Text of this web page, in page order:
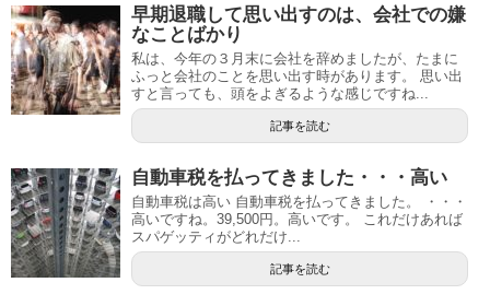
早期退職して思い出すのは、会社での嫌
なことばかり
私は、今年の３月末に会社を辞めましたが、たまに
ふっと会社のことを思い出す時があります。 思い出
すと言っても、頭をよぎるような感じですね...
記事を読む
自動車税を払ってきました・・・高い
自動車税は高い 自動車税を払ってきました。 ・・・
高いですね。39,500円。高いです。 これだけあれば
スパゲッティがどれだけ...
記事を読む